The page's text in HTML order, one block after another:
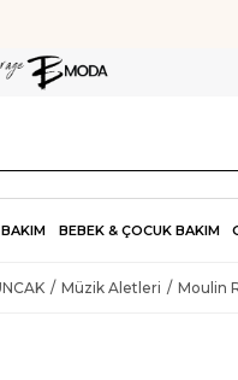
BEBEK & ÇOCUK BAKIM
Müzik Aletleri Moulin